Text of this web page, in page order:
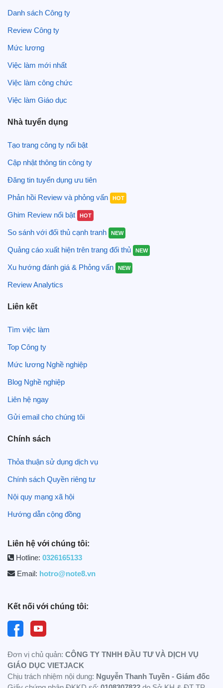
Danh sách Công ty
Review Công ty
Mức lương
Việc làm mới nhất
Việc làm công chức
Việc làm Giáo dục
Nhà tuyển dụng
Tạo trang công ty nổi bật
Cập nhật thông tin công ty
Đăng tin tuyển dụng ưu tiên
Phản hồi Review và phỏng vấn HOT
Ghim Review nổi bật HOT
So sánh với đối thủ cạnh tranh NEW
Quảng cáo xuất hiện trên trang đối thủ NEW
Xu hướng đánh giá & Phỏng vấn NEW
Review Analytics
Liên kết
Tìm việc làm
Top Công ty
Mức lương Nghề nghiệp
Blog Nghề nghiệp
Liên hệ ngay
Gửi email cho chúng tôi
Chính sách
Thỏa thuận sử dụng dịch vụ
Chính sách Quyền riêng tư
Nội quy mạng xã hội
Hướng dẫn cộng đồng
Liên hệ với chúng tôi:
Hotline: 0326165133
Email: hotro@note8.vn
Kết nối với chúng tôi:
Đơn vị chủ quản: CÔNG TY TNHH ĐẦU TƯ VÀ DỊCH VỤ
GIÁO DỤC VIETJACK
Chịu trách nhiệm nội dung: Nguyễn Thanh Tuyền - Giám đốc